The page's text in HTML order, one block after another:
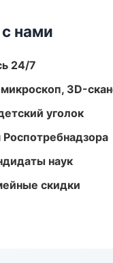
нами
24/7
3D-
уголок
наук
скидки